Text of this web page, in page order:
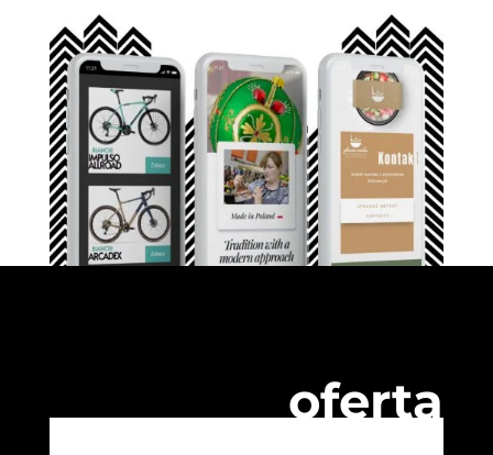
oferta